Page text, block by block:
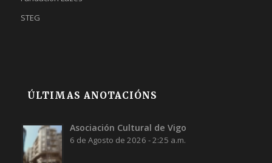
STEG
ÚLTIMAS ANOTACIÓNS
Asociación Cultural de Vigo
6 de Agosto de 2026 - 2:25 a.m.